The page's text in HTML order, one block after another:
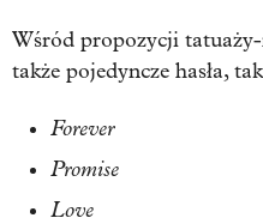
Wśród propozycji
także pojedyncze hasła,
Forever
Promise
Love